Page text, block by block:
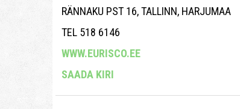
RÄNNAKU PST 16, TALLINN, HARJUMAA
TEL 518 6146
WWW.EURISCO.EE
SAADA KIRI